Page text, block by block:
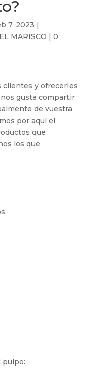
7, 2023 |
MARISCO | 0
clientes y ofrecerles
gusta compartir
de vuestra
por aquí el
que
los que
pulpo: